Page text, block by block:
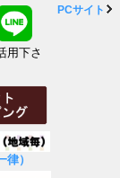
用下さ
）
PCサイト